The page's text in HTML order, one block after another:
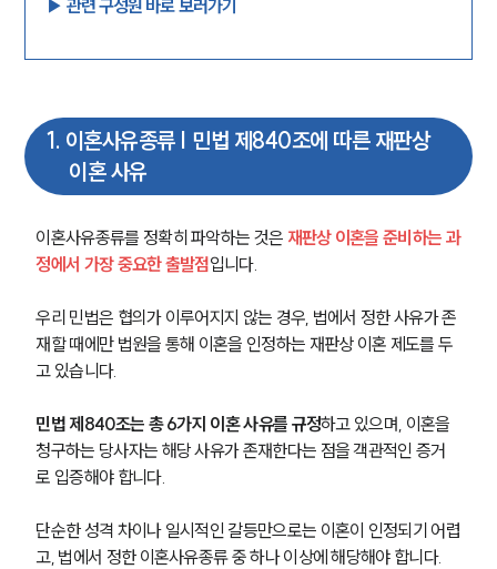
▶︎ 관련 구성원 바로 보러가기
1. 이혼사유종류 | 민법 제840조에 따른 재판상
이혼 사유
이혼사유종류를 정확히 파악하는 것은 재판상 이혼을 준비하는 과
정에서 가장 중요한 출발점입니다.
우리 민법은 협의가 이루어지지 않는 경우, 법에서 정한 사유가 존
재할 때에만 법원을 통해 이혼을 인정하는 재판상 이혼 제도를 두
고 있습니다.
민법 제840조는 총 6가지 이혼 사유를 규정하고 있으며, 이혼을
청구하는 당사자는 해당 사유가 존재한다는 점을 객관적인 증거
로 입증해야 합니다.
단순한 성격 차이나 일시적인 갈등만으로는 이혼이 인정되기 어렵
고, 법에서 정한 이혼사유종류 중 하나 이상에 해당해야 합니다.